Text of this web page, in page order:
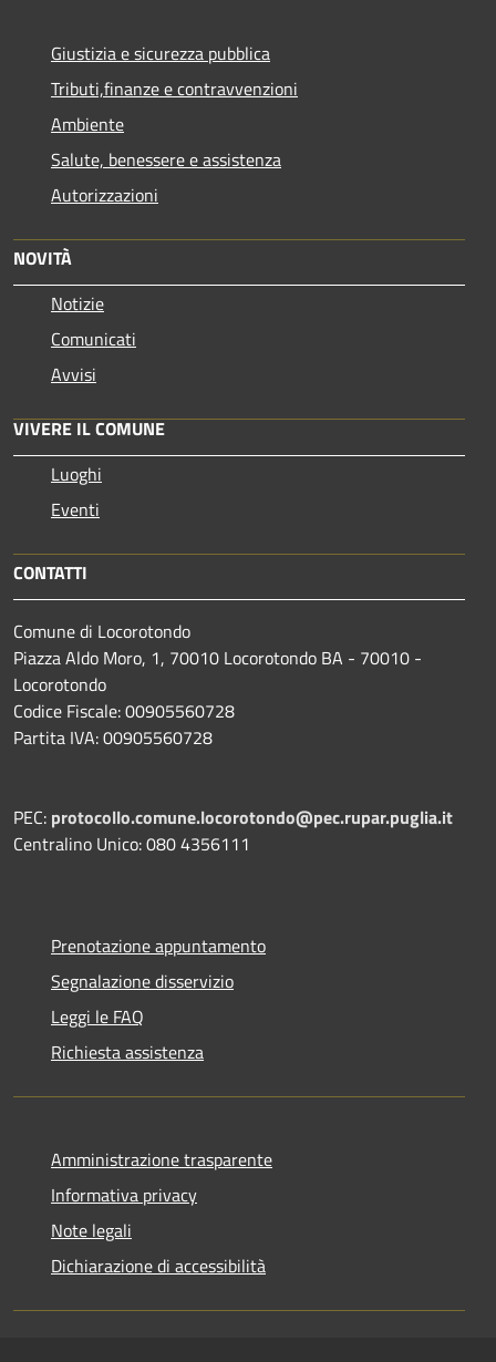
Giustizia e sicurezza pubblica
Tributi,finanze e contravvenzioni
Ambiente
Salute, benessere e assistenza
Autorizzazioni
NOVITÀ
Notizie
Comunicati
Avvisi
VIVERE IL COMUNE
Luoghi
Eventi
CONTATTI
Comune di Locorotondo
Piazza Aldo Moro, 1, 70010 Locorotondo BA - 70010 -
Locorotondo
Codice Fiscale: 00905560728
Partita IVA: 00905560728
PEC: protocollo.comune.locorotondo@pec.rupar.puglia.it
Centralino Unico: 080 4356111
Prenotazione appuntamento
Segnalazione disservizio
Leggi le FAQ
Richiesta assistenza
Amministrazione trasparente
Informativa privacy
Note legali
Dichiarazione di accessibilità